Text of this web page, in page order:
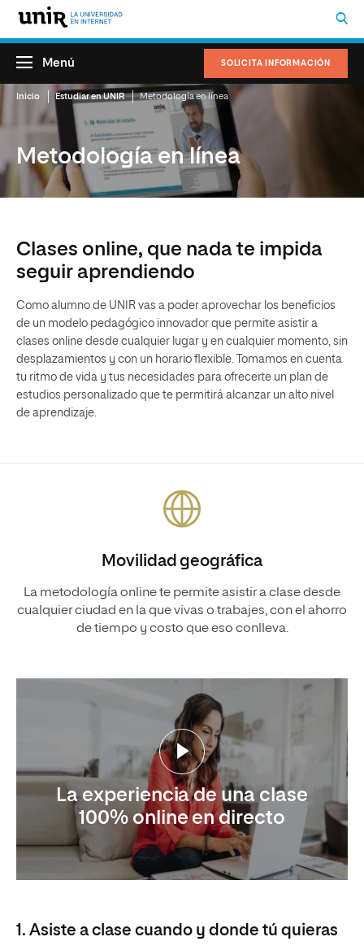
SOLICITA INFORMACIÓN
Menú
Inicio Estudiar en UNIR Metodología en línea
Metodología en línea
Clases online, que nada te impida
seguir aprendiendo
Como alumno de UNIR vas a poder aprovechar los beneficios
de un modelo pedagógico innovador que permite asistir a
clases online desde cualquier lugar y en cualquier momento, sin
desplazamientos y con un horario flexible. Tomamos en cuenta
tu ritmo de vida y tus necesidades para ofrecerte un plan de
estudios personalizado que te permitirá alcanzar un alto nivel
de aprendizaje.
Movilidad geográfica
La metodología online te permite asistir a clase desde
cualquier ciudad en la que vivas o trabajes, con el ahorro
de tiempo y costo que eso conlleva.
La experiencia de una clase
100% online en directo
1. Asiste a clase cuando y donde tú quieras